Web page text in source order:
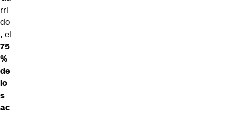
rri
do
, el
75
%
de
lo
s
ac